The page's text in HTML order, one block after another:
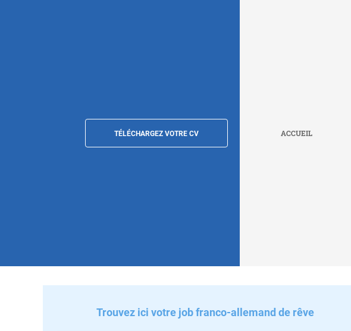
TÉLÉCHARGEZ VOTRE CV ACCUEIL
Trouvez ici votre job franco-allemand de rêve